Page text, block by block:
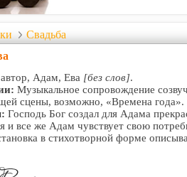
Свадьба
автор, Адам, Ева [без слов].
Музыкальное сопровождение
сцены, возможно, «Времена года».
Господь Бог создал для Адама
и все же Адам чувствует свою
в стихотворной форме